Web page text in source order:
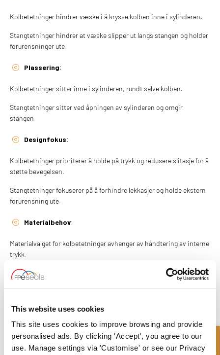
This website uses cookies
This site uses cookies to improve browsing and provide
personalised ads. By clicking 'Accept', you agree to our
use. Manage settings via 'Customise' or see our Privacy
Kolbetetninger hindrer væske i å krysse kolben inne i sylinderen.
Stangtetninger hindrer at væske slipper ut langs stangen og holder
forurensninger ute.
Plassering:
Kolbetetninger sitter inne i sylinderen, rundt selve kolben.
Stangtetninger sitter ved åpningen av sylinderen og omgir
stangen.
Designfokus:
Kolbetetninger prioriterer å holde på trykk og redusere slitasje for å
støtte bevegelsen.
Stangtetninger fokuserer på å forhindre lekkasjer og holde ekstern
forurensning ute.
Materialbehov:
Materialvalget for kolbetetninger avhenger av håndtering av interne
trykk.
Stangtetninger krever materialer som motstår ytre
HVORDAN VELGE RIKTIG TETNING
Å vurdere disse faktorene hjelper deg med å velge riktig tetning for
å holde systemet ditt effektivt.